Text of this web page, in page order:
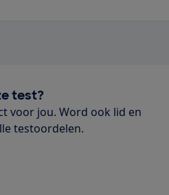
test?
voor jou. Word ook lid en
testoordelen.